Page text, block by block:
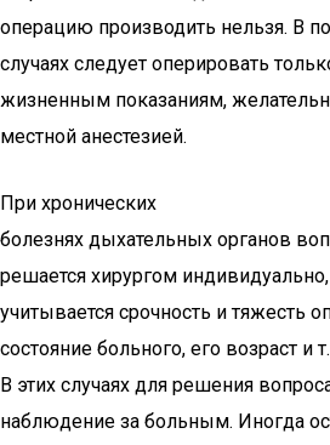
операцию производить нельзя. В
случаях следует оперировать
жизненным показаниям,
местной анестезией.
При хронических
болезнях дыхательных органов
решается хирургом индивидуально,
учитывается срочность и тяжесть
состояние больного, его возраст и
В этих случаях для решения
наблюдение за больным. Иногда